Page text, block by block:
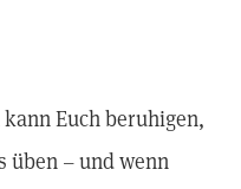
Euch beruhigen,
üben – und wenn